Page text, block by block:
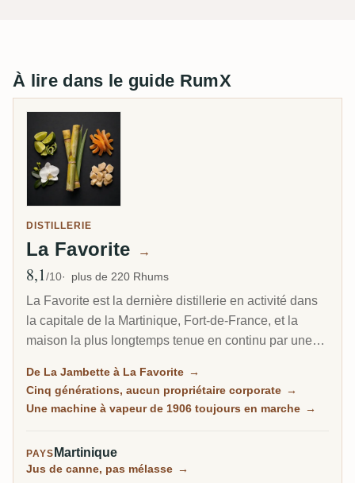
À lire dans le guide RumX
DISTILLERIE
La Favorite →
Note moyenne
8,1/10 plus de 220 Rhums
La Favorite est la dernière distillerie en activité dans
la capitale de la Martinique, Fort-de-France, et la
maison la plus longtemps tenue en continu par une
y font du rhum sur une machine à vapeur de 1906 qui
entraîne encore le moulin. C'est l'agricole dans sa
rhums martiniquais vieillis qui soient.
De La Jambette à La Favorite →
Cinq générations, aucun propriétaire corporate →
Une machine à vapeur de 1906 toujours en marche →
PAYS Martinique
Jus de canne, pas mélasse →